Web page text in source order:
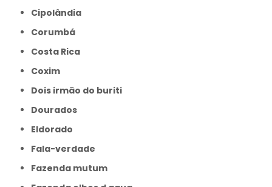
Cipolândia
Corumbá
Costa Rica
Coxim
Dois irmão do buriti
Dourados
Eldorado
Fala-verdade
Fazenda mutum